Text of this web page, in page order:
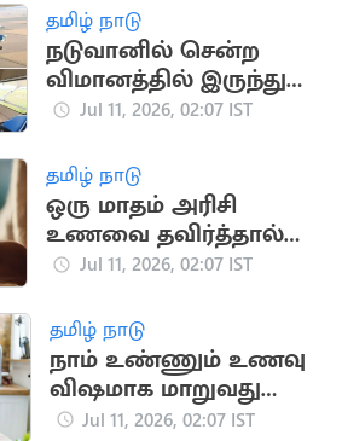
தமிழ் நாடு
நடுவானில் சென்ற
விமானத்தில் இருந்து
குதித்த விமானி பலி
Jul 11, 2026, 02:07 IST
தமிழ் நாடு
ஒரு மாதம் அரிசி
உணவை தவிர்த்தால்
உடலில் நடக்கும்
Jul 11, 2026, 02:07 IST
தமிழ் நாடு
நாம் உண்ணும் உணவு
விஷமாக மாறுவது
ஏன்? அதிர்ச்சித் தகவல்
Jul 11, 2026, 02:07 IST